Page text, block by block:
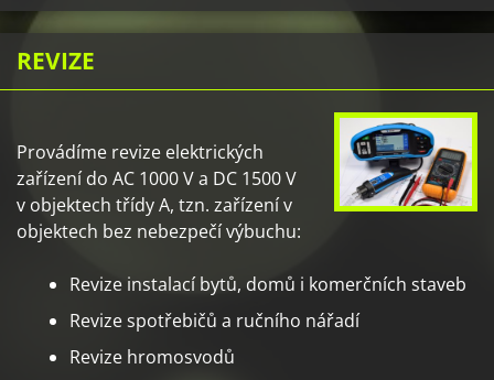
REVIZE
Provádíme revize elektrických
zařízení do AC 1000 V a DC 1500 V
v objektech třídy A, tzn. zařízení v
objektech bez nebezpečí výbuchu:
Revize instalací bytů, domů i komerčních staveb
Revize spotřebičů a ručního nářadí
Revize hromosvodů